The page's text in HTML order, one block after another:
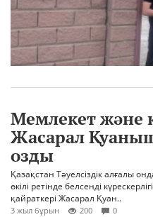
Мемлекет және
Жасарал
озды
Қазақстан Тәуелсіздік алғалы
өкілі ретінде белсенді
қайраткері Жасарал Қуан..
3 жыл бұрын 200 0